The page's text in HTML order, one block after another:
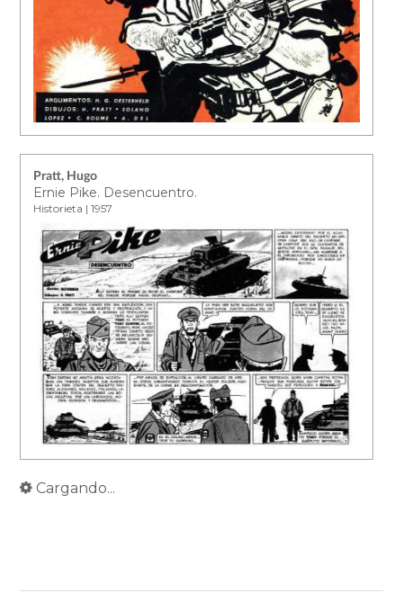
Pratt, Hugo
Ernie Pike. Desencuentro.
Historieta | 1957
Cargando...